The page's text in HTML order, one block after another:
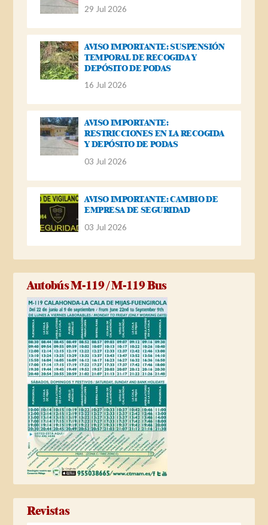
29 Jul 2026
AVISO IMPORTANTE: SUSPENSIÓN
TEMPORAL DE RECOGIDA Y
DEPÓSITO DE PODAS
16 Jul 2026
AVISO IMPORTANTE:
RESTRICCIONES EN LA RECOGIDA
Y DEPÓSITO DE PODAS
03 Jul 2026
AVISO IMPORTANTE: CAMBIO DE
EMPRESA DE SEGURIDAD
03 Jul 2026
Autobús M-119 / M-119 Bus
Revistas